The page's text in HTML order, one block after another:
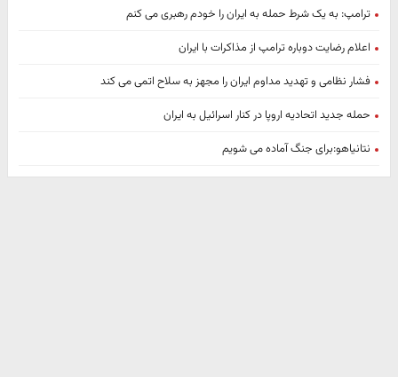
ترامپ: به یک شرط حمله به ایران را خودم رهبری می کنم
اعلام رضایت دوباره ترامپ از مذاکرات با ایران
فشار نظامی و تهدید مداوم ایران را مجهز به سلاح اتمی می کند
حمله جدید اتحادیه اروپا در کنار اسرائیل به ایران
نتانیاهو:برای جنگ آماده می شویم